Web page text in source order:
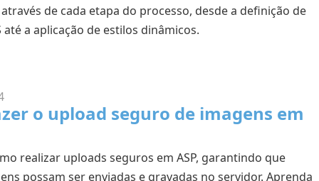
de cada etapa do processo, desde a definição de
até a aplicação de estilos dinâmicos.
o upload seguro de imagens em
realizar uploads seguros em ASP, garantindo que
possam ser enviadas e gravadas no servidor. Aprenda